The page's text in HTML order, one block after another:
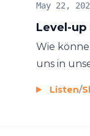
Level-
May 22,
Wie
uns in
Listen/